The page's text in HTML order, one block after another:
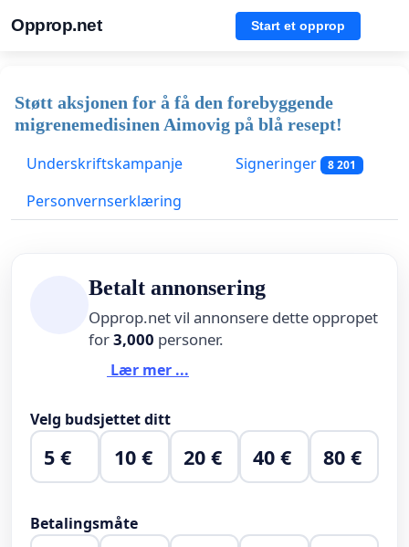
Opprop.net Start et opprop
Støtt aksjonen for å få den forebyggende
migrenemedisinen Aimovig på blå resept!
Underskriftskampanje
Signeringer 8 201
Personvernserklæring
Betalt annonsering
Opprop.net vil annonsere dette oppropet
for3,000 personer.
Lær mer ...
Velg budsjettet ditt
5 € 10 € 20 € 40 € 80 €
Betalingsmåte